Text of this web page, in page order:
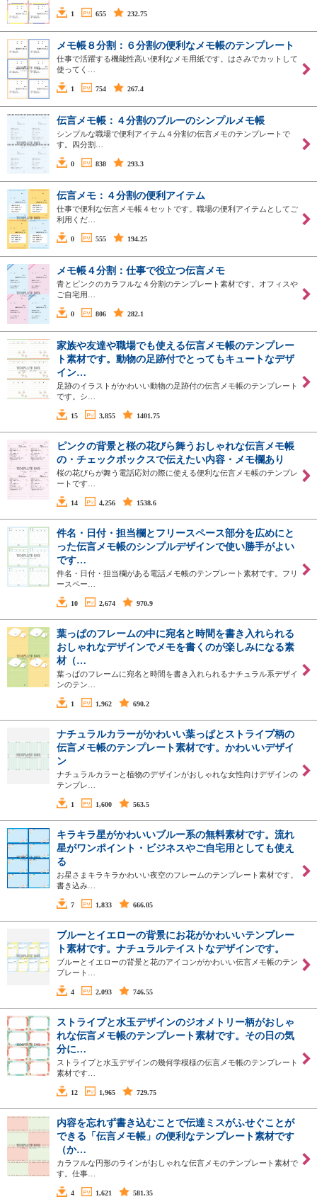
1 655 232.75
メモ帳８分割：６分割の便利なメモ帳のテンプレート
仕事で活躍する機能性高い便利なメモ用紙です。はさみでカットして
使ってく…
1 754 267.4
伝言メモ帳：４分割のブルーのシンプルメモ帳
シンプルな職場で便利アイテム４分割の伝言メモのテンプレートで
す。四分割…
0 838 293.3
伝言メモ：４分割の便利アイテム
仕事で便利な伝言メモ帳４セットです。職場の便利アイテムとしてご
利用くだ…
0 555 194.25
メモ帳４分割：仕事で役立つ伝言メモ
青とピンクのカラフルな４分割のテンプレート素材です。オフィスや
ご自宅用…
0 806 282.1
家族や友達や職場でも使える伝言メモ帳のテンプレー
ト素材です。動物の足跡付でとってもキュートなデザ
イン…
足跡のイラストがかわいい動物の足跡付の伝言メモ帳のテンプレート
です。シ…
15 3,855 1401.75
ピンクの背景と桜の花びら舞うおしゃれな伝言メモ帳
の・チェックボックスで伝えたい内容・メモ欄あり
桜の花びらが舞う電話応対の際に使える便利な伝言メモ帳のテンプレ
ートです…
14 4,256 1538.6
件名・日付・担当欄とフリースペース部分を広めにと
った伝言メモ帳のシンプルデザインで使い勝手がよい
です…
件名・日付・担当欄がある電話メモ帳のテンプレート素材です。フリ
ースペー…
10 2,674 970.9
葉っぱのフレームの中に宛名と時間を書き入れられる
おしゃれなデザインでメモを書くのが楽しみになる素
材（…
葉っぱのフレームに宛名と時間を書き入れられるナチュラル系デザイ
ンのテン…
1 1,962 690.2
ナチュラルカラーがかわいい葉っぱとストライプ柄の
伝言メモ帳のテンプレート素材です。かわいいデザイ
ン
ナチュラルカラーと植物のデザインがおしゃれな女性向けデザインの
テンプレ…
1 1,600 563.5
キラキラ星がかわいいブルー系の無料素材です。流れ
星がワンポイント・ビジネスやご自宅用としても使え
る
お星さまキラキラかわいい夜空のフレームのテンプレート素材です。
書き込み…
7 1,833 666.05
ブルーとイエローの背景にお花がかわいいテンプレー
ト素材です。ナチュラルテイストなデザインです。
ブルーとイエローの背景と花のアイコンがかわいい伝言メモ帳のテン
プレート…
4 2,093 746.55
ストライプと水玉デザインのジオメトリー柄がおしゃ
れな伝言メモ帳のテンプレート素材です。その日の気
分に…
ストライプと水玉デザインの幾何学模様の伝言メモ帳のテンプレート
素材です…
12 1,965 729.75
内容を忘れず書き込むことで伝達ミスがふせぐことが
できる「伝言メモ帳」の便利なテンプレート素材です
（か…
カラフルな円形のラインがおしゃれな伝言メモのテンプレート素材で
す。仕事…
4 1,621 581.35